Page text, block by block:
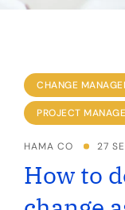
CHANGE
PROJECT
HAMA CO 27
How to